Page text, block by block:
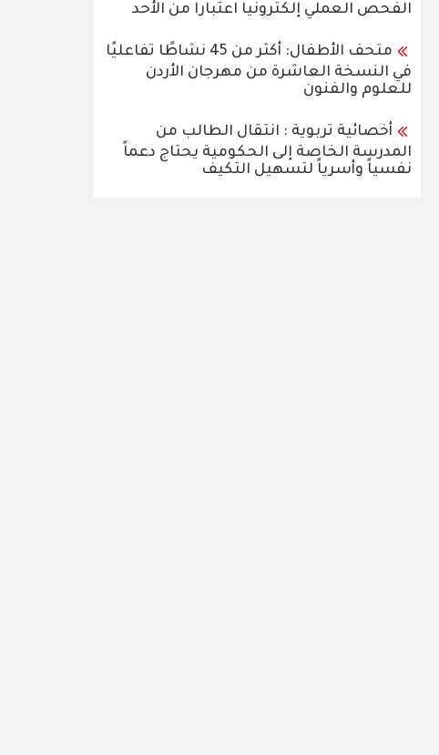
الفحص العملي إلكترونيا اعتبارا من الأحد
متحف الأطفال: أكثر من 45 نشاطًا تفاعليًا
في النسخة العاشرة من مهرجان الأردن
للعلوم والفنون
أخصائية تربوية : انتقال الطالب من
المدرسة الخاصة إلى الحكومية يحتاج دعماً
نفسياً وأسرياً لتسهيل التكيف